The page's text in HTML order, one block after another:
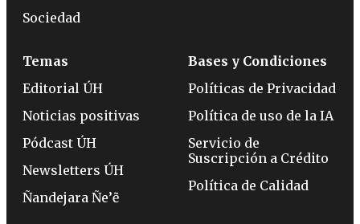
Sociedad
Temas
Editorial ÚH
Noticias positivas
Pódcast ÚH
Newsletters ÚH
Ñandejara Ñe’ẽ
Bases y Condiciones
Políticas de Privacidad
Política de uso de la IA
Servicio de
Suscripción a Crédito
Política de Calidad